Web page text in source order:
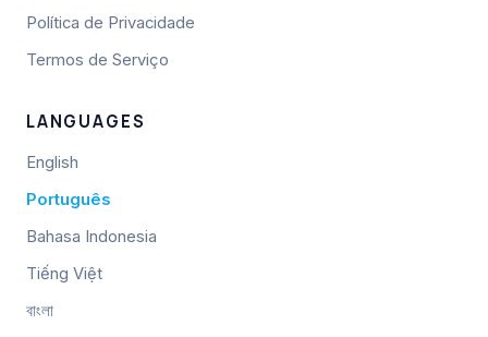
Política de Privacidade
Termos de Serviço
LANGUAGES
English
Português
Bahasa Indonesia
Tiếng Việt
বাংলা